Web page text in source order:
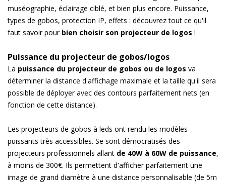
muséographie, éclairage ciblé, et bien plus encore. Puissance,
types de gobos, protection IP, effets : découvrez tout ce qu'il
faut savoir pour bien choisir son projecteur de logos !
Puissance du projecteur de gobos/logos
La puissance du projecteur de gobos ou de logos va
déterminer la distance d'affichage maximale et la taille qu'il sera
possible de déployer avec des contours parfaitement nets (en
fonction de cette distance).
Les projecteurs de gobos à leds ont rendu les modèles
puissants très accessibles. Se sont démocratisés des
projecteurs professionnels allant de 40W à 60W de puissance,
à moins de 300€. Ils permettent d'afficher parfaitement une
image de grand diamètre à une distance personnalisable (de 5m